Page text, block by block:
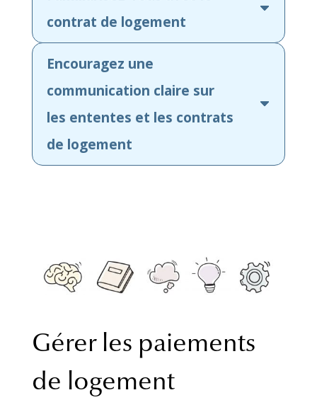
contrat de logement
Encouragez une
communication claire sur
les ententes et les contrats
de logement
Gérer les paiements
de logement